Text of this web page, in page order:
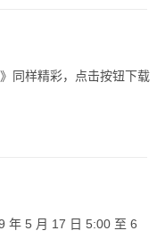
同样精彩，点击按钮下载
年 5 月 17 日 5:00 至 6